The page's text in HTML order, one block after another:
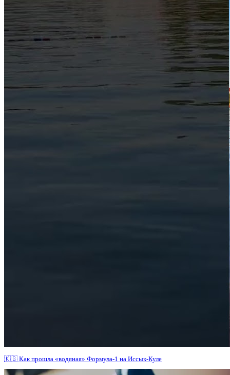
🇰🇬 Как прошла «водяная» Формула-1 на Иссык-Куле